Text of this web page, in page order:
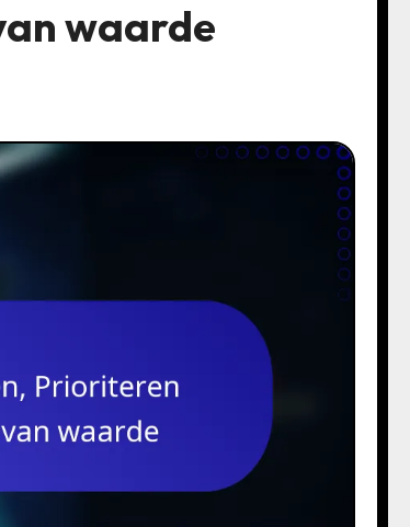
waarde